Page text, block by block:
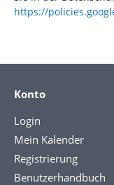
https://
Konto
Login
Mein Kalender
Registrierung
Benutzerhandbuch